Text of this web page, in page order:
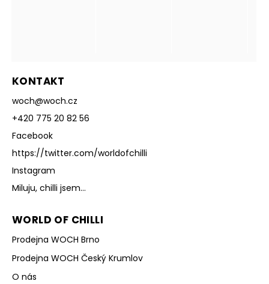
KONTAKT
woch@woch.cz
+420 775 20 82 56
Facebook
https://twitter.com/worldofchilli
Instagram
Miluju, chilli jsem...
WORLD OF CHILLI
Prodejna WOCH Brno
Prodejna WOCH Český Krumlov
O nás